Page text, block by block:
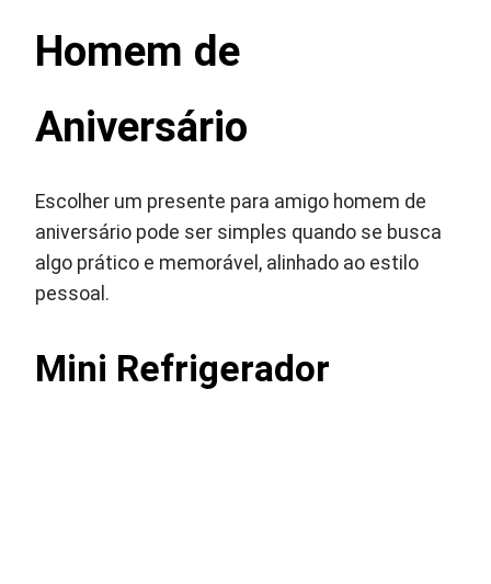
Homem de
Aniversário
Escolher um presente para amigo homem de
aniversário pode ser simples quando se busca
algo prático e memorável, alinhado ao estilo
pessoal.
Mini Refrigerador